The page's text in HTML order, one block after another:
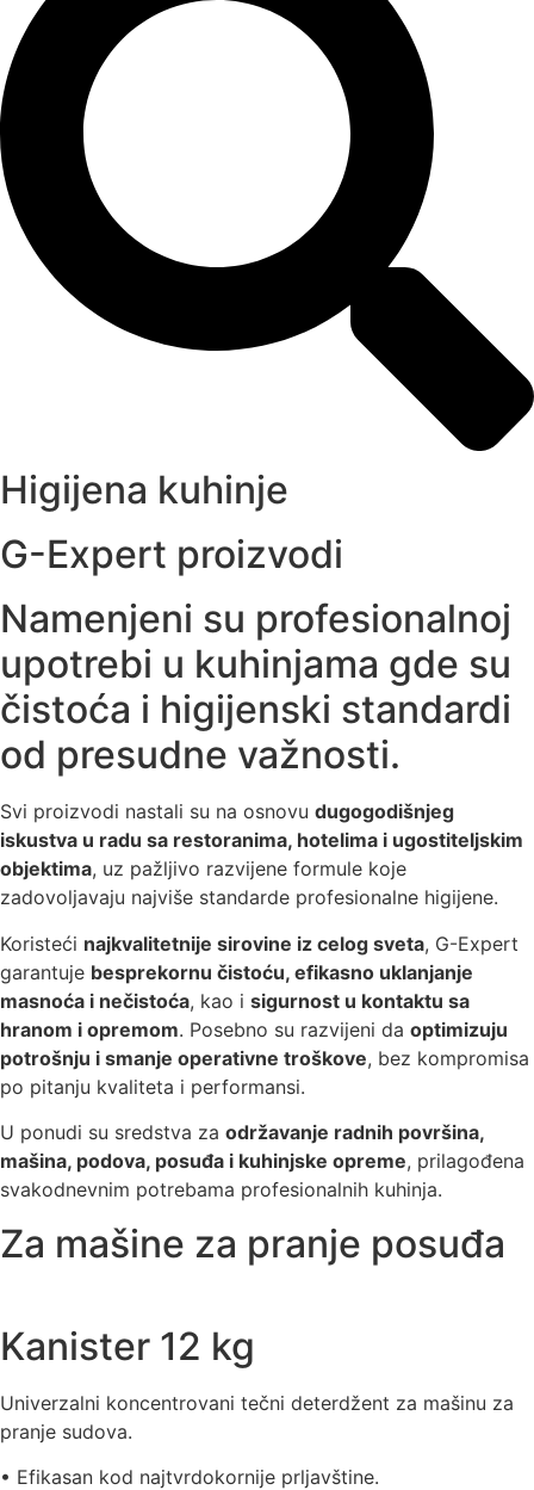
Higijena kuhinje
G-Expert proizvodi
Namenjeni su profesionalnoj
upotrebi u kuhinjama gde su
čistoća i higijenski standardi
od presudne važnosti.
Svi proizvodi nastali su na osnovu dugogodišnjeg
iskustva u radu sa restoranima, hotelima i ugostiteljskim
objektima, uz pažljivo razvijene formule koje
zadovoljavaju najviše standarde profesionalne higijene.
Koristeći najkvalitetnije sirovine iz celog sveta, G-Expert
garantuje besprekornu čistoću, efikasno uklanjanje
masnoća i nečistoća, kao i sigurnost u kontaktu sa
hranom i opremom. Posebno su razvijeni da optimizuju
potrošnju i smanje operativne troškove, bez kompromisa
po pitanju kvaliteta i performansi.
U ponudi su sredstva za održavanje radnih površina,
mašina, podova, posuđa i kuhinjske opreme, prilagođena
svakodnevnim potrebama profesionalnih kuhinja.
Za mašine za pranje posuđa
Kanister 12 kg
Univerzalni koncentrovani tečni deterdžent za mašinu za
pranje sudova.
• Efikasan kod najtvrdokornije prljavštine.